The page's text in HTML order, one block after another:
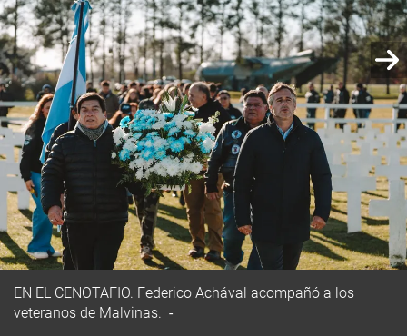
EN EL CENOTAFIO. Federico Achával acompañó a los
veteranos de Malvinas.